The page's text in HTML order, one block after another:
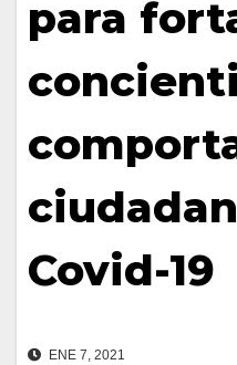
para
Covid-19
ENE 7, 2021